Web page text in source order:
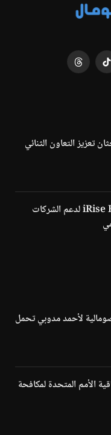
تيكتوك Threads
تعزيز التعاون الثنائي
شراكة الصومال وiRise Hub لدعم الشركات
لأحمد مدوبي تحمل
الأمم المتحدة لمكافحة